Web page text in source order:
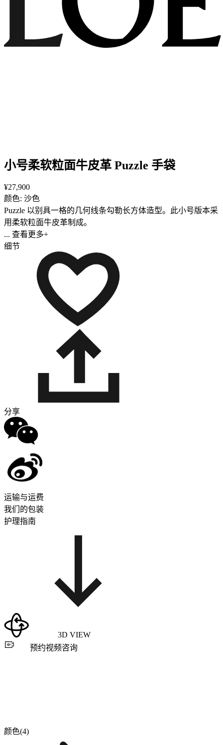
小号柔软粒面牛皮革 Puzzle 手袋
¥27,900
颜色: 沙色
Puzzle 以别具一格的几何线条勾勒长方体造型。此小号版本采
用柔软粒面牛皮革制成。
... 查看更多+
细节
分享
运输与运费
我们的包装
护理指南
3D VIEW
预约视频咨询
颜色(4)